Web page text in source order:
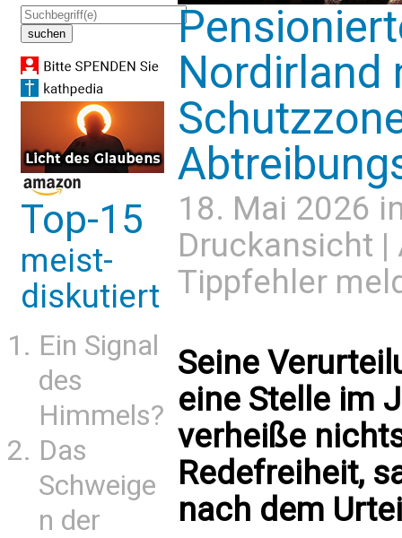
Top-15
meist-
diskutiert
Ein Signal
des
Himmels?
Das
Schweige
n der
Nordirland
18. Mai 2026
Druckansicht |
Tippfehler
Seine
eine Stelle im
verheiße
Redefreiheit,
nach dem